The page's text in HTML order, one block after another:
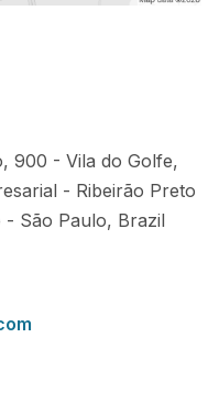
900 - Vila do Golfe,
- Ribeirão Preto
- São Paulo, Brazil